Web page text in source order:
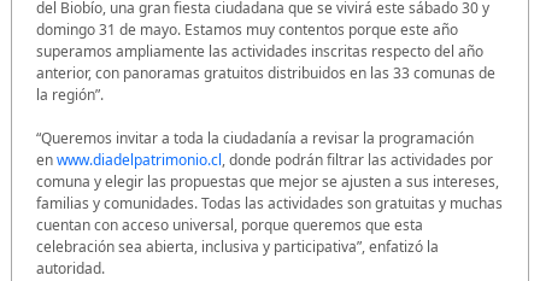
del Biobío, una gran fiesta ciudadana que se vivirá este sábado 30 y
domingo 31 de mayo. Estamos muy contentos porque este año
superamos ampliamente las actividades inscritas respecto del año
anterior, con panoramas gratuitos distribuidos en las 33 comunas de
la región”.
“Queremos invitar a toda la ciudadanía a revisar la programación
enwww.diadelpatrimonio.cl, donde podrán filtrar las actividades por
comuna y elegir las propuestas que mejor se ajusten a sus intereses,
familias y comunidades. Todas las actividades son gratuitas y muchas
cuentan con acceso universal, porque queremos que esta
celebración sea abierta, inclusiva y participativa”, enfatizó la
autoridad.